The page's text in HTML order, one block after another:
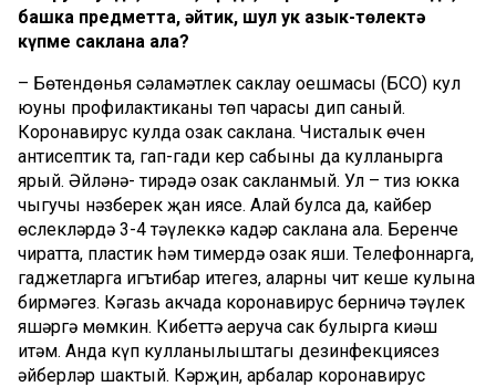
башка предметта, әйтик, шул ук азык-төлектә
күпме саклана ала?
– Бөтендөнья сәламәтлек саклау оешмасы (БСО) кул
юуны профилактиканың төп чарасы дип саный.
Коронавирус кулда озак саклана. Чисталык өчен
антисептик та, гап-гади кер сабыны да кулланырга
ярый. Әйләнә- тирәдә озак сакланмый. Ул – тиз юкка
чыгучы нәзберек җан иясе. Алай булса да, кайбер
өслекләрдә 3-4 тәүлеккә кадәр саклана ала. Беренче
чиратта, пластик һәм тимердә озак яши. Телефоннарга,
гаджетларга игътибар итегез, аларны чит кеше кулына
бирмәгез. Кәгазь акчада коронавирус берничә тәүлек
яшәргә мөмкин. Кибеттә аеруча сак булырга киңәш
итәм. Анда күп кулланылыш­тагы дезинфекциясез
әйберләр шактый. Кәрҗин, арбалар коронавирус